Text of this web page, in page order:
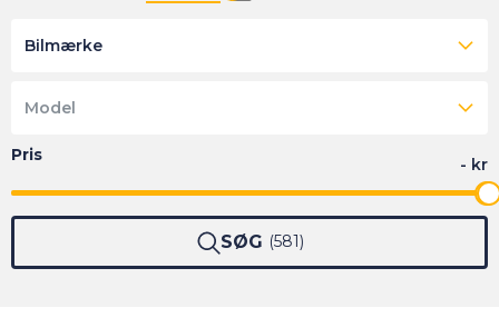
Bilmærke
Model
SØG 581